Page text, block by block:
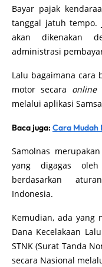
Bayar pajak
tanggal jatuh tempo.
akan dikenakan
administrasi
Lalu bagaimana cara
motor secara online
melalui aplikasi
Baca juga: Cara Mudah
Samolnas
yang digagas
berdasarkan
Indonesia.
Kemudian, ada yang
Dana Kecelakaan
STNK (Surat Tanda
secara Nasional